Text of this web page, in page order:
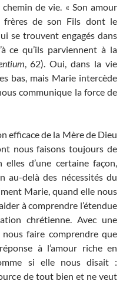
de vie. « Son amour
de son Fils dont le
se trouvent engagés dans
ce qu’ils parviennent à la
, 62). Oui, dans la vie
bas, mais Marie intercède
communique la force de
efficace de la Mère de Dieu
nous faisons toujours de
elles d’une certaine façon,
au-delà des nécessités du
Marie, quand elle nous
à comprendre l’étendue
chrétienne. Avec une
faire comprendre que
à l’amour riche en
si elle nous disait :
de tout bien et ne veut